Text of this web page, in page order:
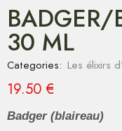
BADGER/
30 ML
Categories: Les élixirs
19.50 €
Badger (blaireau)